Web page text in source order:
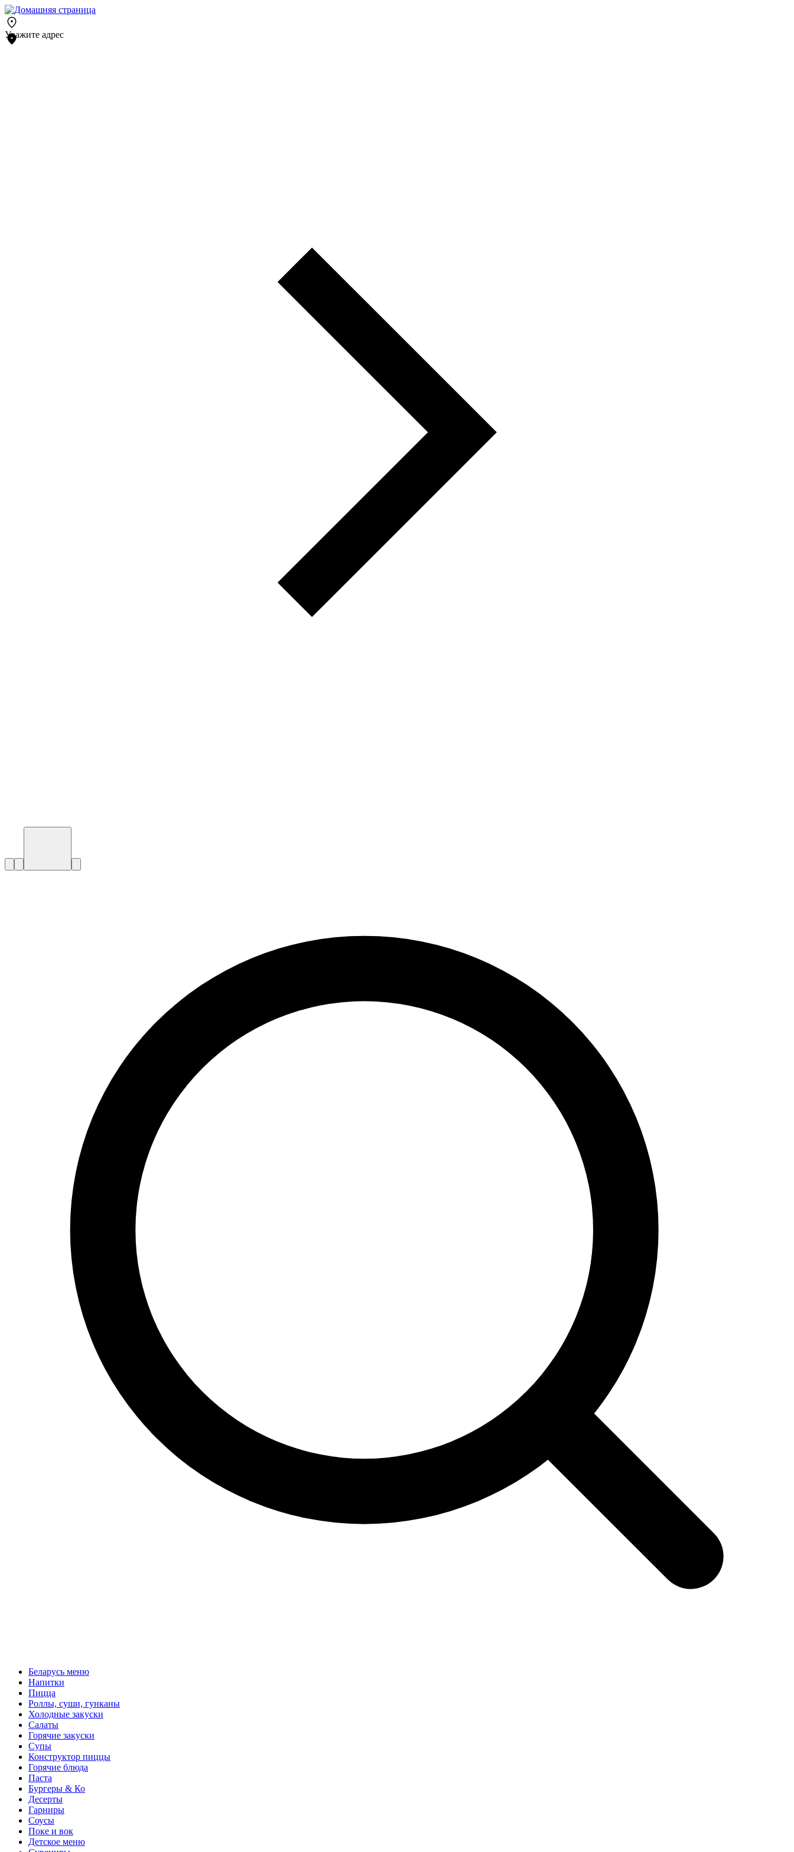
Укажите адрес
Беларусь меню
Напитки
Пицца
Роллы, суши, гунканы
Холодные закуски
Салаты
Горячие закуски
Супы
Конструктор пиццы
Горячие блюда
Паста
Бургеры & Ко
Десерты
Гарниры
Соусы
Поке и вок
Детское меню